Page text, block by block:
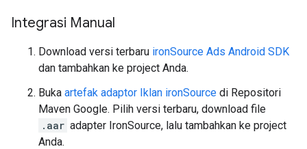
Integrasi Manual
Download versi terbaru ironSource Ads Android SDK
dan tambahkan ke project Anda.
Buka artefak adaptor Iklan ironSource di Repositori
Maven Google. Pilih versi terbaru, download file
.aar adapter IronSource, lalu tambahkan ke project
Anda.